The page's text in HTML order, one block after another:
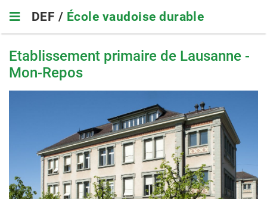
main
navigation
DEF / École vaudoise durable
Etablissement primaire de Lausanne -
Mon-Repos